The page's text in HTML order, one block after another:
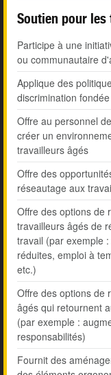
Soutien pour
Participe à une
ou communautaire
Applique des
discrimination
Offre au personnel
créer un
travailleurs âgés
Offre des
réseautage aux
Offre des options de
travailleurs âgés de
travail (par exemple
réduites, emploi à
etc.)
Offre des options de
âgés qui retournent
(par exemple :
responsabilités)
Fournit des